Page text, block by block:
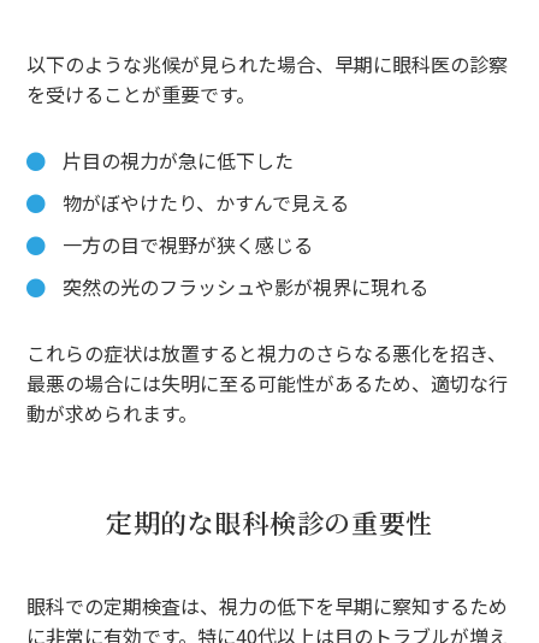
以下のような兆候が見られた場合、早期に眼科医の診察
を受けることが重要です。
片目の視力が急に低下した
物がぼやけたり、かすんで見える
一方の目で視野が狭く感じる
突然の光のフラッシュや影が視界に現れる
これらの症状は放置すると視力のさらなる悪化を招き、
最悪の場合には失明に至る可能性があるため、適切な行
動が求められます。
定期的な眼科検診の重要性
眼科での定期検査は、視力の低下を早期に察知するため
に非常に有効です。特に40代以上は目のトラブルが増え